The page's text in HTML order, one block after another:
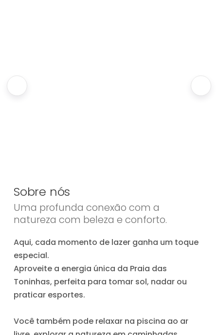
Sobre nós
Uma profunda conexão com a
natureza com beleza e conforto.
Aqui, cada momento de lazer ganha um toque
especial.
Aproveite a energia única da Praia das
Toninhas, perfeita para tomar sol, nadar ou
praticar esportes.
Você também pode relaxar na piscina ao ar